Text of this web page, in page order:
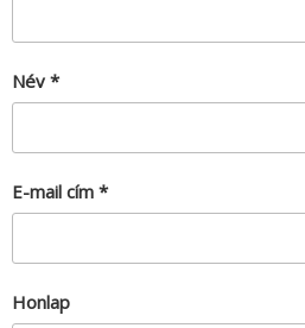
Név *
E-mail cím *
Honlap